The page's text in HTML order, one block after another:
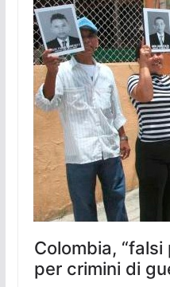
Colombia,
per crimini di